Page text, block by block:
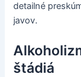
detailné
javov.
štádiá